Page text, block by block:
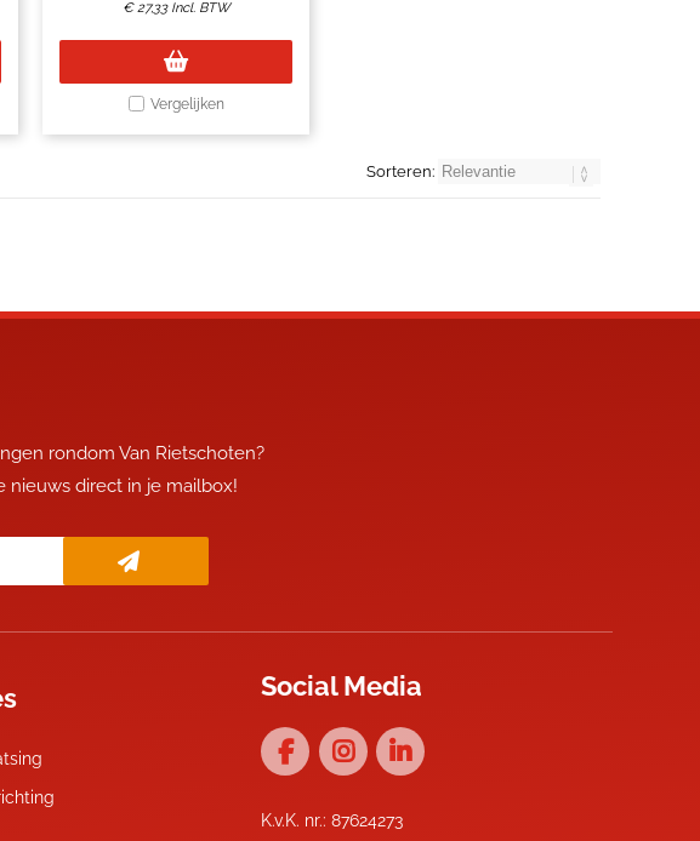
€27,33 Incl. BTW
Vergelijken
Sorteren:
rondom Van Rietschoten?
nieuws direct in je mailbox!
Social Media
K.v.K. nr.: 87624273